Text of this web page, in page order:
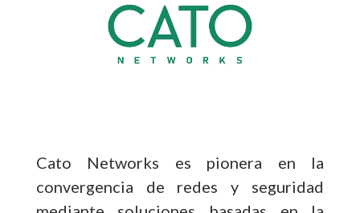
Cato Networks es pionera en la
convergencia de redes y seguridad